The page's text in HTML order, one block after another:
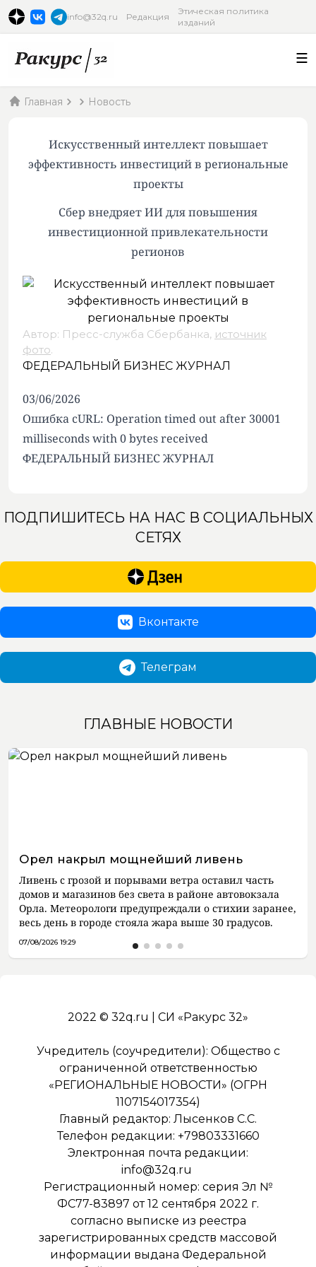
info@32q.ru Редакция
Этическая политика
изданий
Главная Новость
Искусственный интеллект повышает
эффективность инвестиций в региональные
проекты
Сбер внедряет ИИ для повышения
инвестиционной привлекательности
регионов
Автор: Пресс-служба Сбербанка, источник
фото.
ФЕДЕРАЛЬНЫЙ БИЗНЕС ЖУРНАЛ
03/06/2026
Ошибка cURL: Operation timed out after 30001
milliseconds with 0 bytes received
ФЕДЕРАЛЬНЫЙ БИЗНЕС ЖУРНАЛ
ПОДПИШИТЕСЬ НА НАС В СОЦИАЛЬНЫХ
СЕТЯХ
Вконтакте
Телеграм
ГЛАВНЫЕ НОВОСТИ
Орел накрыл мощнейший ливень
Ливень с грозой и порывами ветра оставил часть
домов и магазинов без света в районе автовокзала
Орла. Метеорологи предупреждали о стихии заранее,
весь день в городе стояла жара выше 30 градусов.
07/08/2026 19:29
2022 © 32q.ru | СИ «Ракурс 32»
Учредитель (соучредители): Общество с
ограниченной ответственностью
«РЕГИОНАЛЬНЫЕ НОВОСТИ» (ОГРН
1107154017354)
Главный редактор: Лысенков С.С.
Телефон редакции: +79803331660
Электронная почта редакции:
info@32q.ru
Регистрационный номер: серия Эл №
ФС77-83897 от 12 сентября 2022 г.
согласно выписке из реестра
зарегистрированных средств массовой
информации выдана Федеральной